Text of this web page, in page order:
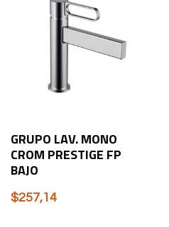
GRUPO LAV. MONO
CROM PRESTIGE FP
BAJO
$257,14